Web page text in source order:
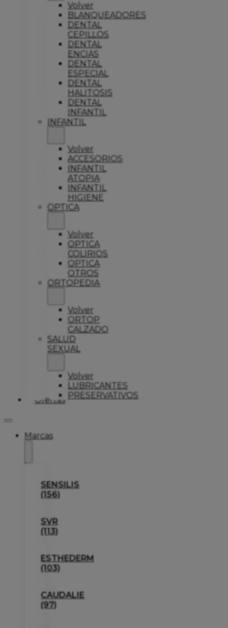
Volver
BLANQUEADORES
DENTAL
CEPILLOS
DENTAL
ENCIAS
DENTAL
ESPECIAL
DENTAL
HALITOSIS
DENTAL
INFANTIL
INFANTIL
Volver
ACCESORIOS
INFANTIL
ATOPIA
INFANTIL
HIGIENE
OPTICA
Volver
OPTICA
COLIRIOS
OPTICA
OTROS
ORTOPEDIA
Volver
ORTOP
CALZADO
SALUD
SEXUAL
Volver
LUBRICANTES
PRESERVATIVOS
Ofertas
Marcas
SENSILIS
(156)
SVR
(113)
ESTHEDERM
(103)
CAUDALIE
(97)